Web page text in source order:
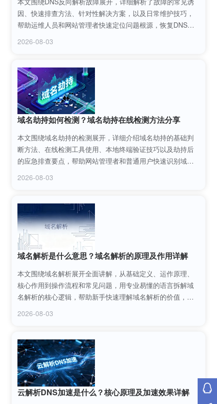
因、快速排查方法、针对性解决方案，以及日常维护技巧，
帮助运维人员和网站管理者快速定位问题根源，恢复DNS反
2026-08-03
域名劫持如何检测？域名劫持在线检测方法分享
本文围绕域名劫持的检测展开，详细介绍域名劫持的基础判
断方法、在线检测工具使用、本地终端验证技巧以及劫持后
的应急排查要点，帮助网站管理者和普通用户快速识别域名
2026-08-03
域名解析是什么意思？域名解析的原理及作用详解
本文围绕域名解析展开全面讲解，从基础定义、运作原理、
核心作用到操作流程和常见问题，用专业易懂的语言拆解域
名解析的核心逻辑，帮助新手快速理解域名解析的价值，掌
2026-08-03
云解析DNS加速是什么？核心原理及加速效果详解